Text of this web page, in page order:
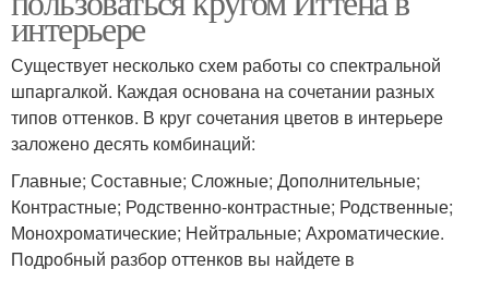
интерьере
Существует несколько схем работы со спектральной
шпаргалкой. Каждая основана на сочетании разных
типов оттенков. В круг сочетания цветов в интерьере
заложено десять комбинаций:
Главные; Составные; Сложные; Дополнительные;
Контрастные; Родственно-контрастные; Родственные;
Монохроматические; Нейтральные; Ахроматические.
Подробный разбор оттенков вы найдете в